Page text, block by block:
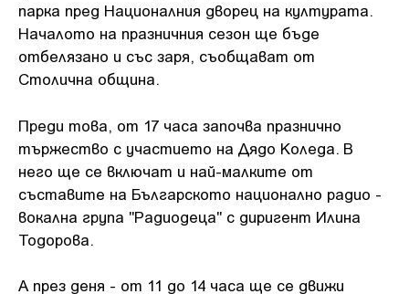
парка пред Националния дворец на културата.
Началото на празничния сезон ще бъде
отбелязано и със заря, съобщават от
Столична община.
Преди това, от 17 часа започва празнично
тържество с участието на Дядо Коледа. В
него ще се включат и най-малките от
съставите на Българското национално радио -
вокална група "Радиодеца" с диригент Илина
Тодорова.
А през деня - от 11 до 14 часа ще се движи